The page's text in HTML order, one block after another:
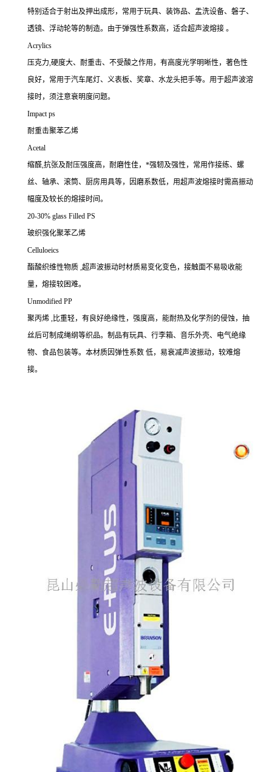
特别适合于射出及押出成形，常用于玩具、装饰品、盂洗设备、磐子、
透镜、浮动轮等的制造。由于弹强性系数高，适合超声波熔接 。
Acrylics
压克力,硬度大、耐重击、不受酸之作用，有高度光学明晰性，著色性
良好，常用于汽车尾灯、义表板、奖章、水龙头把手等。用于超声波溶
接时，须注意衰明度问题。
Impact ps
耐重击聚苯乙烯
Acetal
缩醛,抗张及耐压强度高，耐磨性佳，*强轫及强性，常用作接练、螺
丝、轴承、滚筒、厨房用具等，因磨系数低，用超声波熔接时需高振动
幅度及较长的熔接时间。
20-30% glass Filled PS
玻织强化聚苯乙烯
Celluloeics
酯酸织维性物质 ,超声波振动时材质易变化变色，接触面不易吸收能
量，熔接较困难。
Unmodified PP
聚丙烯 ,比重轻，有良好绝缘性，强度高，能耐热及化学剂的侵蚀，抽
丝后可制成绳纲等织品。制品有玩具、行李箱、音乐外壳、电气绝缘
物、食品包装等。本材质因弹性系数 低，易衰减声波振动，较难熔
接。